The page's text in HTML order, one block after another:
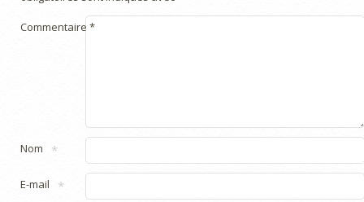
Commentaire *
Nom *
E-mail *